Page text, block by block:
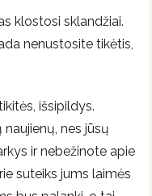
klostosi sklandžiai.
nenustosite tikėtis,
išsipildys.
nes jūsų
ir nebežinote apie
suteiks jums laimės